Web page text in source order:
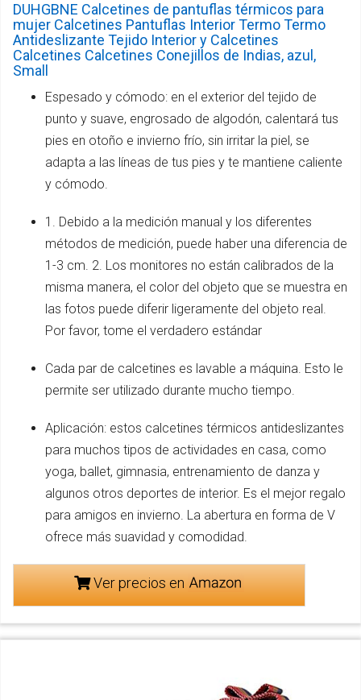
DUHGBNE Calcetines de pantuflas térmicos para
mujer Calcetines Pantuflas Interior Termo Termo
Antideslizante Tejido Interior y Calcetines
Calcetines Calcetines Conejillos de Indias, azul,
Small
Espesado y cómodo: en el exterior del tejido de
punto y suave, engrosado de algodón, calentará tus
pies en otoño e invierno frío, sin irritar la piel, se
adapta a las líneas de tus pies y te mantiene caliente
y cómodo.
1. Debido a la medición manual y los diferentes
métodos de medición, puede haber una diferencia de
1-3 cm. 2. Los monitores no están calibrados de la
misma manera, el color del objeto que se muestra en
las fotos puede diferir ligeramente del objeto real.
Por favor, tome el verdadero estándar
Cada par de calcetines es lavable a máquina. Esto le
permite ser utilizado durante mucho tiempo.
Aplicación: estos calcetines térmicos antideslizantes
para muchos tipos de actividades en casa, como
yoga, ballet, gimnasia, entrenamiento de danza y
algunos otros deportes de interior. Es el mejor regalo
para amigos en invierno. La abertura en forma de V
ofrece más suavidad y comodidad.
Ver precios en